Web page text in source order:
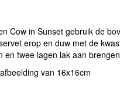
Cow in Sunset gebruik de
erop en duw met de
en twee lagen lak aan
van 16x16cm